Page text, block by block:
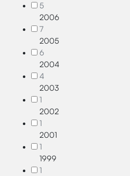
5
2006
7
2005
6
2004
4
2003
1
2002
1
2001
1
1999
1